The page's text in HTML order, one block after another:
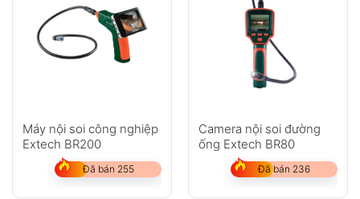
Máy nội soi công nghiệp
Extech BR200
Đã bán 255
Camera nội soi đường
ống Extech BR80
Đã bán 236